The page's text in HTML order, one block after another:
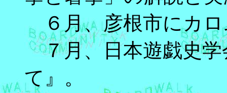
６月、彦根市にカロ
７月、日本遊戯史学
て』。